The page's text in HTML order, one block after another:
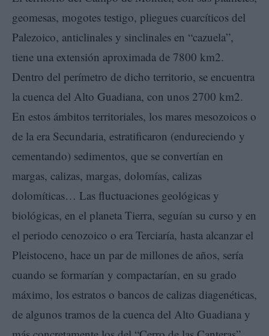
geomesas, mogotes testigo, pliegues cuarcíticos del
Palezoico, anticlinales y sinclinales en “cazuela”,
tiene una extensión aproximada de 7800 km2.
Dentro del perímetro de dicho territorio, se encuentra
la cuenca del Alto Guadiana, con unos 2700 km2.
En estos ámbitos territoriales, los mares mesozoicos o
de la era Secundaria, estratificaron (endureciendo y
cementando) sedimentos, que se convertían en
margas, calizas, margas, dolomías, calizas
dolomíticas… Las fluctuaciones geológicas y
biológicas, en el planeta Tierra, seguían su curso y en
el periodo cenozoico o era Terciaría, hasta alcanzar el
Pleistoceno, hace un par de millones de años, sería
cuando se formarían y compactarían, en su grado
máximo, los estratos o bancos de calizas diagenéticas,
de algunos tramos de la cuenca del Alto Guadiana y